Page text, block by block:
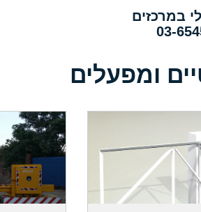
במרכזים
ומפעלים